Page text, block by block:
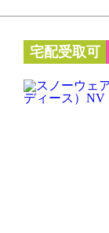
宅配受取可